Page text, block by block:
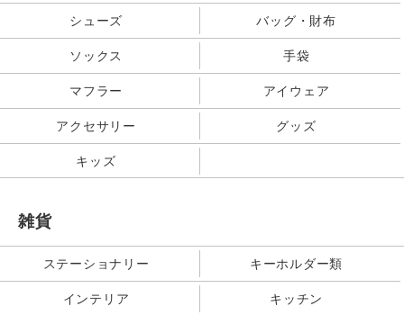
シューズ バッグ・財布
ソックス 手袋
マフラー アイウェア
アクセサリー グッズ
キッズ
雑貨
ステーショナリー キーホルダー類
インテリア キッチン